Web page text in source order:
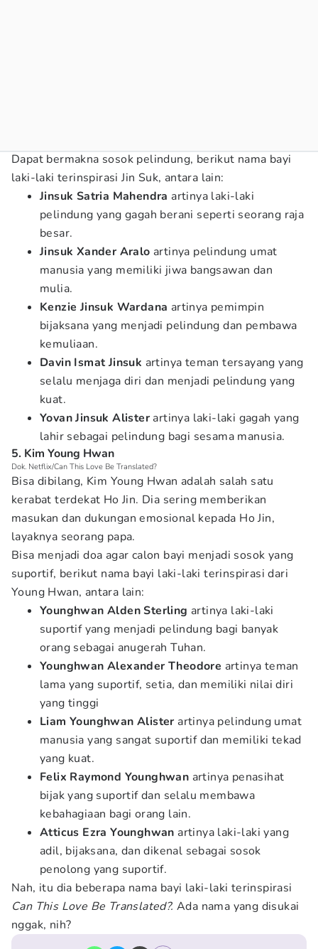
Dapat bermakna sosok pelindung, berikut nama bayi
laki-laki terinspirasi Jin Suk, antara lain:
Jinsuk Satria Mahendra artinya laki-laki
pelindung yang gagah berani seperti seorang raja
besar.
Jinsuk Xander Aralo artinya pelindung umat
manusia yang memiliki jiwa bangsawan dan
mulia.
Kenzie Jinsuk Wardana artinya pemimpin
bijaksana yang menjadi pelindung dan pembawa
kemuliaan.
Davin Ismat Jinsuk artinya teman tersayang yang
selalu menjaga diri dan menjadi pelindung yang
kuat.
Yovan Jinsuk Alister artinya laki-laki gagah yang
lahir sebagai pelindung bagi sesama manusia.
5. Kim Young Hwan
Dok. Netflix/Can This Love Be Translated?
Bisa dibilang, Kim Young Hwan adalah salah satu
kerabat terdekat Ho Jin. Dia sering memberikan
masukan dan dukungan emosional kepada Ho Jin,
layaknya seorang papa.
Bisa menjadi doa agar calon bayi menjadi sosok yang
suportif, berikut nama bayi laki-laki terinspirasi dari
Young Hwan, antara lain:
Younghwan Alden Sterling artinya laki-laki
suportif yang menjadi pelindung bagi banyak
orang sebagai anugerah Tuhan.
Younghwan Alexander Theodore artinya teman
lama yang suportif, setia, dan memiliki nilai diri
yang tinggi
Liam Younghwan Alister artinya pelindung umat
manusia yang sangat suportif dan memiliki tekad
yang kuat.
Felix Raymond Younghwan artinya penasihat
bijak yang suportif dan selalu membawa
kebahagiaan bagi orang lain.
Atticus Ezra Younghwan artinya laki-laki yang
adil, bijaksana, dan dikenal sebagai sosok
penolong yang suportif.
Nah, itu dia beberapa nama bayi laki-laki terinspirasi
Can This Love Be Translated?. Ada nama yang disukai
nggak, nih?